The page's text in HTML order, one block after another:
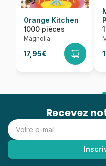
Orange Kitchen
1000 pièces
Magnolia
17,95€
Recevez